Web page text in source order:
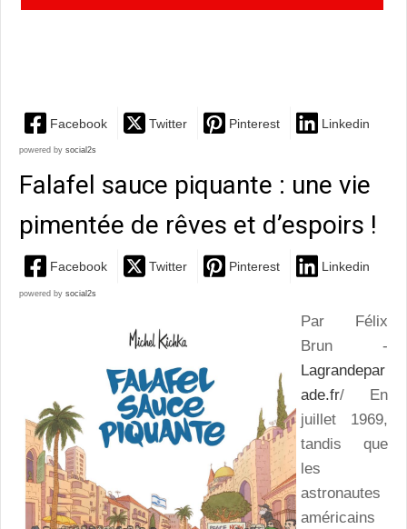
Facebook Twitter Pinterest Linkedin
powered by social2s
Falafel sauce piquante : une vie
pimentée de rêves et d’espoirs !
Facebook Twitter Pinterest Linkedin
powered by social2s
Par Félix
Brun -
Lagrandepar
ade.fr/ En
juillet 1969,
tandis que
les
astronautes
américains